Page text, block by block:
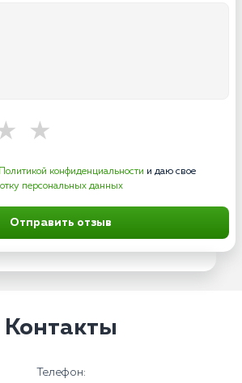
Политикой конфиденциальности и даю свое
персональных данных
Отправить отзыв
Контакты
Телефон: